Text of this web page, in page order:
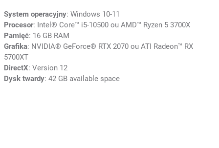
System operacyjny: Windows 10-11
Procesor: Intel® Core™ i5-10500 ou AMD™ Ryzen 5 3700X
Pamięć: 16 GB RAM
Grafika: NVIDIA® GeForce® RTX 2070 ou ATI Radeon™ RX
5700XT
DirectX: Version 12
Dysk twardy: 42 GB available space